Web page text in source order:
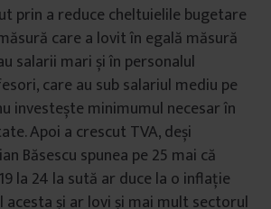
prin a reduce cheltuielile bugetare
care a lovit în egală măsură
salarii mari și în personalul
care au sub salariul mediu pe
investește minimumul necesar în
Apoi a crescut TVA, deși
Băsescu spunea pe 25 mai că
la 24 la sută ar duce la o inflație
acesta și ar lovi și mai mult sectorul